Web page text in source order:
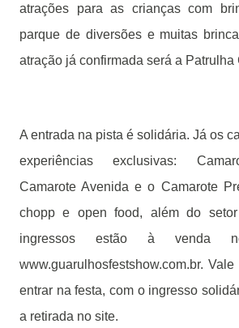
atrações para as crianças com
parque de diversões e muitas
atração já confirmada será a Patrulha
A entrada na pista é solidária. Já os
experiências exclusivas:
Camarote Avenida e o Camarote
chopp e open food, além do
ingressos estão à venda
www.guarulhosfestshow.com.br.
entrar na festa, com o ingresso
a retirada no site.